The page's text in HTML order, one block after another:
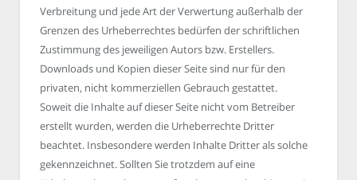
Verbreitung und jede Art der Verwertung außerhalb der
Grenzen des Urheberrechtes bedürfen der schriftlichen
Zustimmung des jeweiligen Autors bzw. Erstellers.
Downloads und Kopien dieser Seite sind nur für den
privaten, nicht kommerziellen Gebrauch gestattet.
Soweit die Inhalte auf dieser Seite nicht vom Betreiber
erstellt wurden, werden die Urheberrechte Dritter
beachtet. Insbesondere werden Inhalte Dritter als solche
gekennzeichnet. Sollten Sie trotzdem auf eine